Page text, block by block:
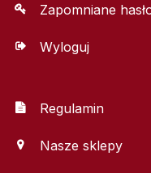
Zapomniane
Wyloguj
Regulamin
Nasze sklepy